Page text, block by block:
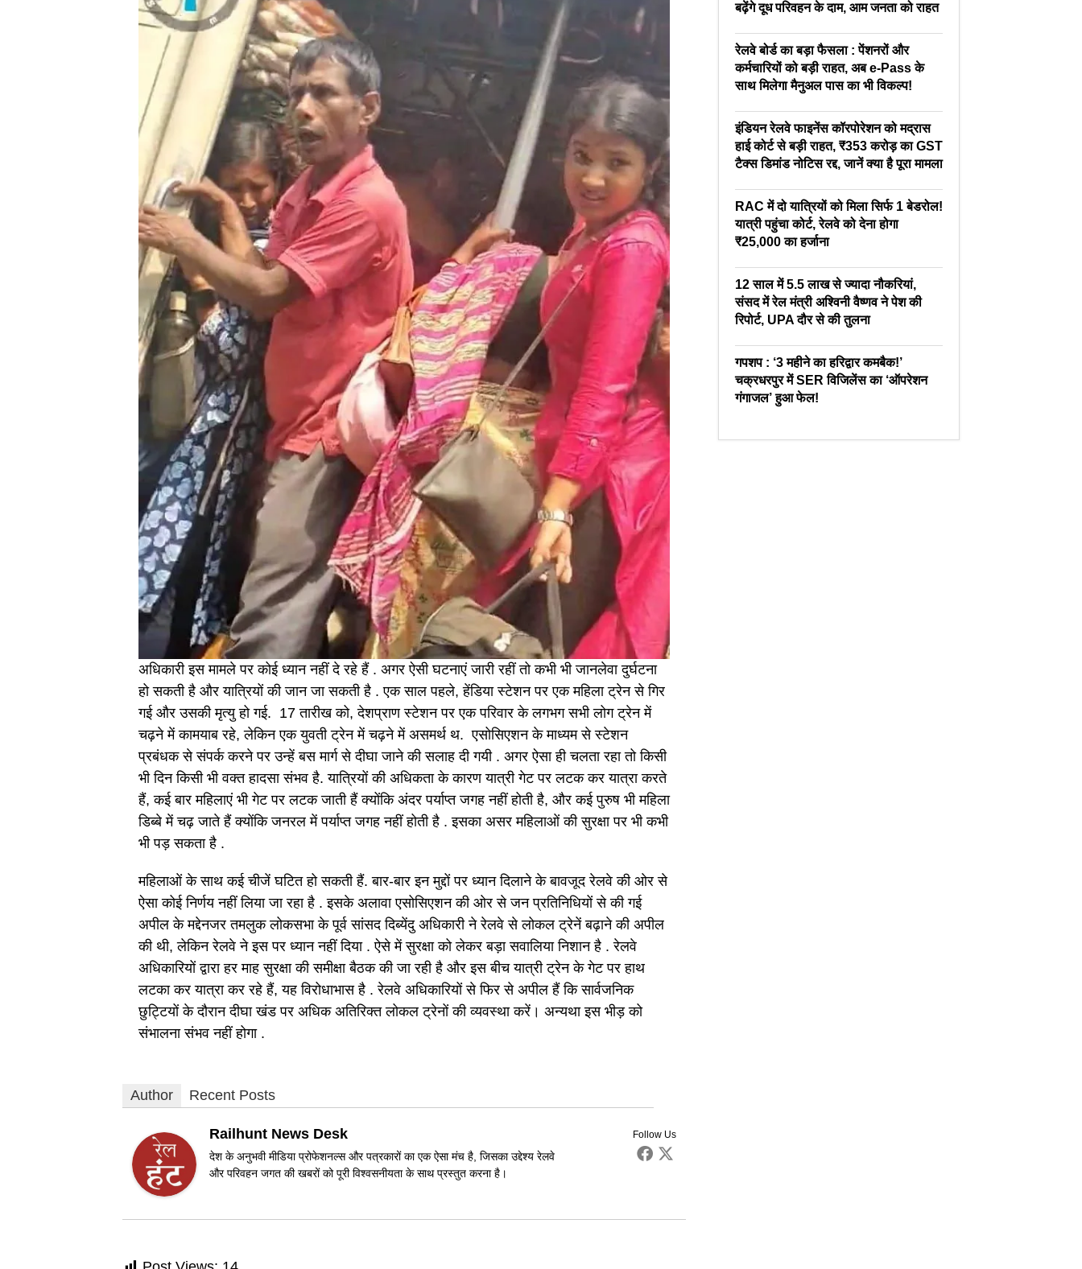
अधिकारी इस मामले पर कोई ध्यान नहीं दे रहे हैं . अगर ऐसी घटनाएं जारी रहीं तो कभी भी जानलेवा दुर्घटना
हो सकती है और यात्रियों की जान जा सकती है . एक साल पहले, हेंडिया स्टेशन पर एक महिला ट्रेन से गिर
गई और उसकी मृत्यु हो गई. 17 तारीख को, देशप्राण स्टेशन पर एक परिवार के लगभग सभी लोग ट्रेन में
चढ़ने में कामयाब रहे, लेकिन एक युवती ट्रेन में चढ़ने में असमर्थ थ. एसोसिएशन के माध्यम से स्टेशन
प्रबंधक से संपर्क करने पर उन्हें बस मार्ग से दीघा जाने की सलाह दी गयी . अगर ऐसा ही चलता रहा तो किसी
भी दिन किसी भी वक्त हादसा संभव है. यात्रियों की अधिकता के कारण यात्री गेट पर लटक कर यात्रा करते
हैं, कई बार महिलाएं भी गेट पर लटक जाती हैं क्योंकि अंदर पर्याप्त जगह नहीं होती है, और कई पुरुष भी महिला
डिब्बे में चढ़ जाते हैं क्योंकि जनरल में पर्याप्त जगह नहीं होती है . इसका असर महिलाओं की सुरक्षा पर भी कभी
भी पड़ सकता है .
महिलाओं के साथ कई चीजें घटित हो सकती हैं. बार-बार इन मुद्दों पर ध्यान दिलाने के बावजूद रेलवे की ओर से
ऐसा कोई निर्णय नहीं लिया जा रहा है . इसके अलावा एसोसिएशन की ओर से जन प्रतिनिधियों से की गई
अपील के मद्देनजर तमलुक लोकसभा के पूर्व सांसद दिब्येंदु अधिकारी ने रेलवे से लोकल ट्रेनें बढ़ाने की अपील
की थी, लेकिन रेलवे ने इस पर ध्यान नहीं दिया . ऐसे में सुरक्षा को लेकर बड़ा सवालिया निशान है . रेलवे
अधिकारियों द्वारा हर माह सुरक्षा की समीक्षा बैठक की जा रही है और इस बीच यात्री ट्रेन के गेट पर हाथ
लटका कर यात्रा कर रहे हैं, यह विरोधाभास है . रेलवे अधिकारियों से फिर से अपील हैं कि सार्वजनिक
छुट्टियों के दौरान दीघा खंड पर अधिक अतिरिक्त लोकल ट्रेनों की व्यवस्था करें। अन्यथा इस भीड़ को
संभालना संभव नहीं होगा .
Author Recent Posts
Follow Us
Railhunt News Desk
देश के अनुभवी मीडिया प्रोफेशनल्स और पत्रकारों का एक ऐसा मंच है, जिसका उद्देश्य रेलवे
और परिवहन जगत की खबरों को पूरी विश्वसनीयता के साथ प्रस्तुत करना है।
बढ़ेंगे दूध परिवहन के दाम, आम जनता को राहत
रेलवे बोर्ड का बड़ा फैसला : पेंशनरों और
कर्मचारियों को बड़ी राहत, अब e-Pass के
साथ मिलेगा मैनुअल पास का भी विकल्प!
इंडियन रेलवे फाइनेंस कॉरपोरेशन को मद्रास
हाई कोर्ट से बड़ी राहत, ₹353 करोड़ का GST
टैक्स डिमांड नोटिस रद्द, जानें क्या है पूरा मामला
RAC में दो यात्रियों को मिला सिर्फ 1 बेडरोल!
यात्री पहुंचा कोर्ट, रेलवे को देना होगा
₹25,000 का हर्जाना
12 साल में 5.5 लाख से ज्यादा नौकरियां,
संसद में रेल मंत्री अश्विनी वैष्णव ने पेश की
रिपोर्ट, UPA दौर से की तुलना
गपशप : ‘3 महीने का हरिद्वार कमबैक!’
चक्रधरपुर में SER विजिलेंस का ‘ऑपरेशन
गंगाजल’ हुआ फेल!